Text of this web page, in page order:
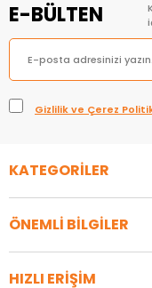
E-BÜLTEN
Gizlilik ve Çerez
KATEGORİLER
ÖNEMLİ BİLGİLER
HIZLI ERİŞİM